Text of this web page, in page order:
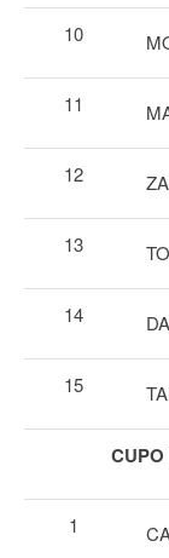
10
11
12
13
14
15
1